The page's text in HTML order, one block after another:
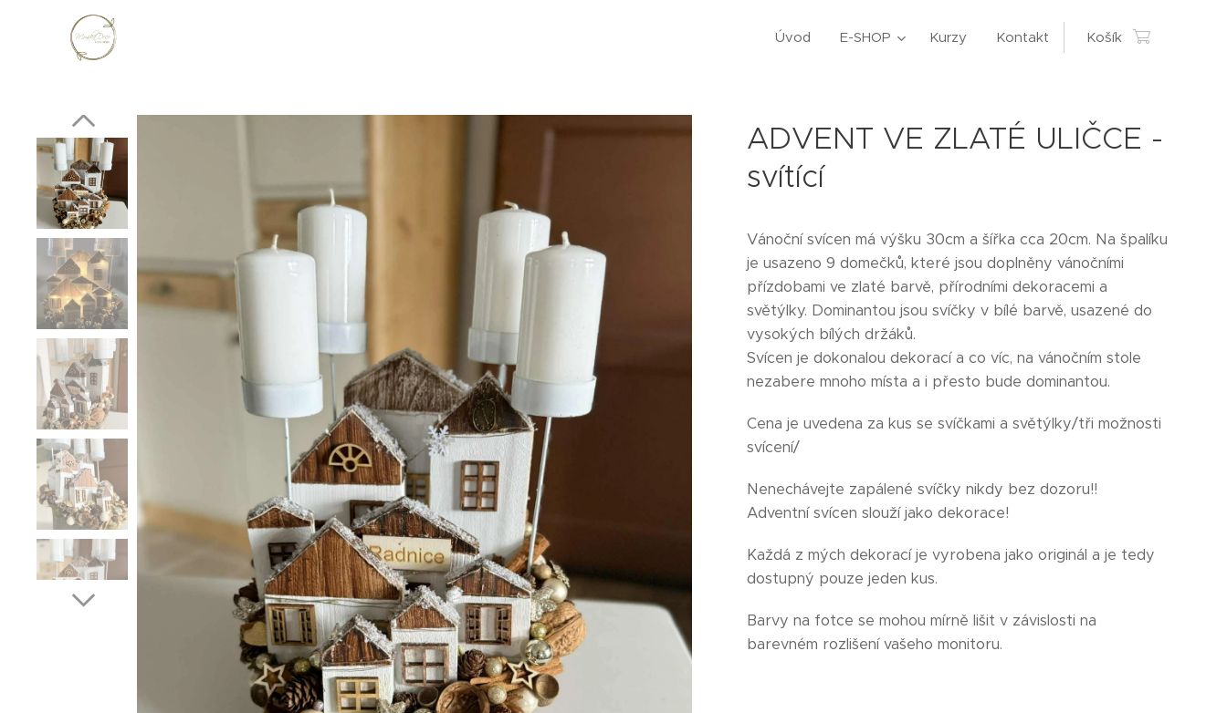
Úvod E-SHOP Kurzy Kontakt Košík
ADVENT VE ZLATÉ ULIČCE -
svítící
Vánoční svícen má výšku 30cm a šířka cca 20cm. Na špalíku
je usazeno 9 domečků, které jsou doplněny vánočními
přízdobami ve zlaté barvě, přírodními dekoracemi a
světýlky. Dominantou jsou svíčky v bílé barvě, usazené do
vysokých bílých držáků.
Svícen je dokonalou dekorací a co víc, na vánočním stole
nezabere mnoho místa a i přesto bude dominantou.
Cena je uvedena za kus se svíčkami a světýlky/tři možnosti
svícení/
Nenechávejte zapálené svíčky nikdy bez dozoru!!
Adventní svícen slouží jako dekorace!
Každá z mých dekorací je vyrobena jako originál a je tedy
dostupný pouze jeden kus.
Barvy na fotce se mohou mírně lišit v závislosti na
barevném rozlišení vašeho monitoru.